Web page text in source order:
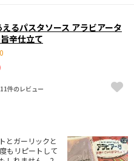
るパスタソース アラビアータ
辛仕立て
11件のレビュー
とガーリックと
もリピートして